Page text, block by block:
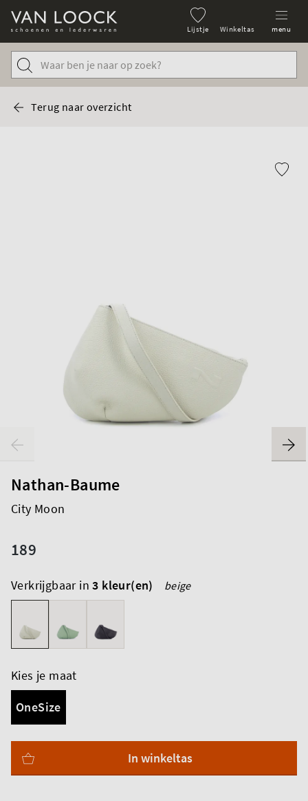
Lijstje Winkeltas menu
Terug naar overzicht
Nathan-Baume
City Moon
189
Verkrijgbaar in3 kleur(en) beige
Kies je maat
OneSize
In winkeltas